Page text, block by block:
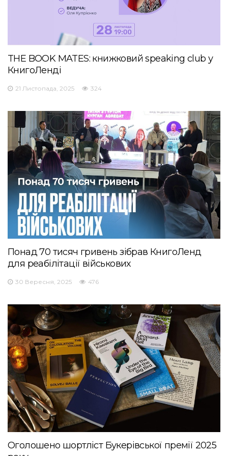
THE BOOK MATES: книжковий speaking club у
КнигоЛенді
21 Листопада, 2025 324
Понад 70 тисяч гривень зібрав КнигоЛенд
для реабілітації військових
30 Вересня, 2025 476
Оголошено шортліст Букерівської премії 2025